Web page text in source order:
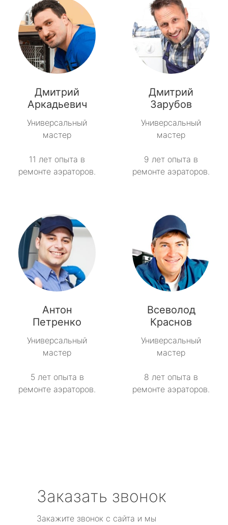
Дмитрий
Аркадьевич
Универсальный
мастер
11 лет опыта в
ремонте аэраторов.
Дмитрий
Зарубов
Универсальный
мастер
9 лет опыта в
ремонте аэраторов.
Антон
Петренко
Универсальный
мастер
5 лет опыта в
ремонте аэраторов.
Всеволод
Краснов
Универсальный
мастер
8 лет опыта в
ремонте аэраторов.
Заказать звонок
Закажите звонок с сайта и мы